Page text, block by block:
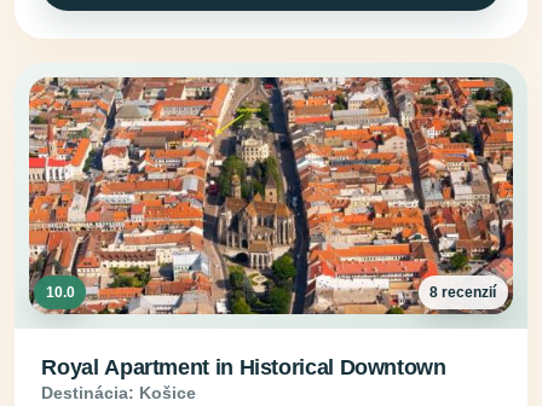
10.0 8 recenzií
Royal Apartment in Historical Downtown
Destinácia: Košice